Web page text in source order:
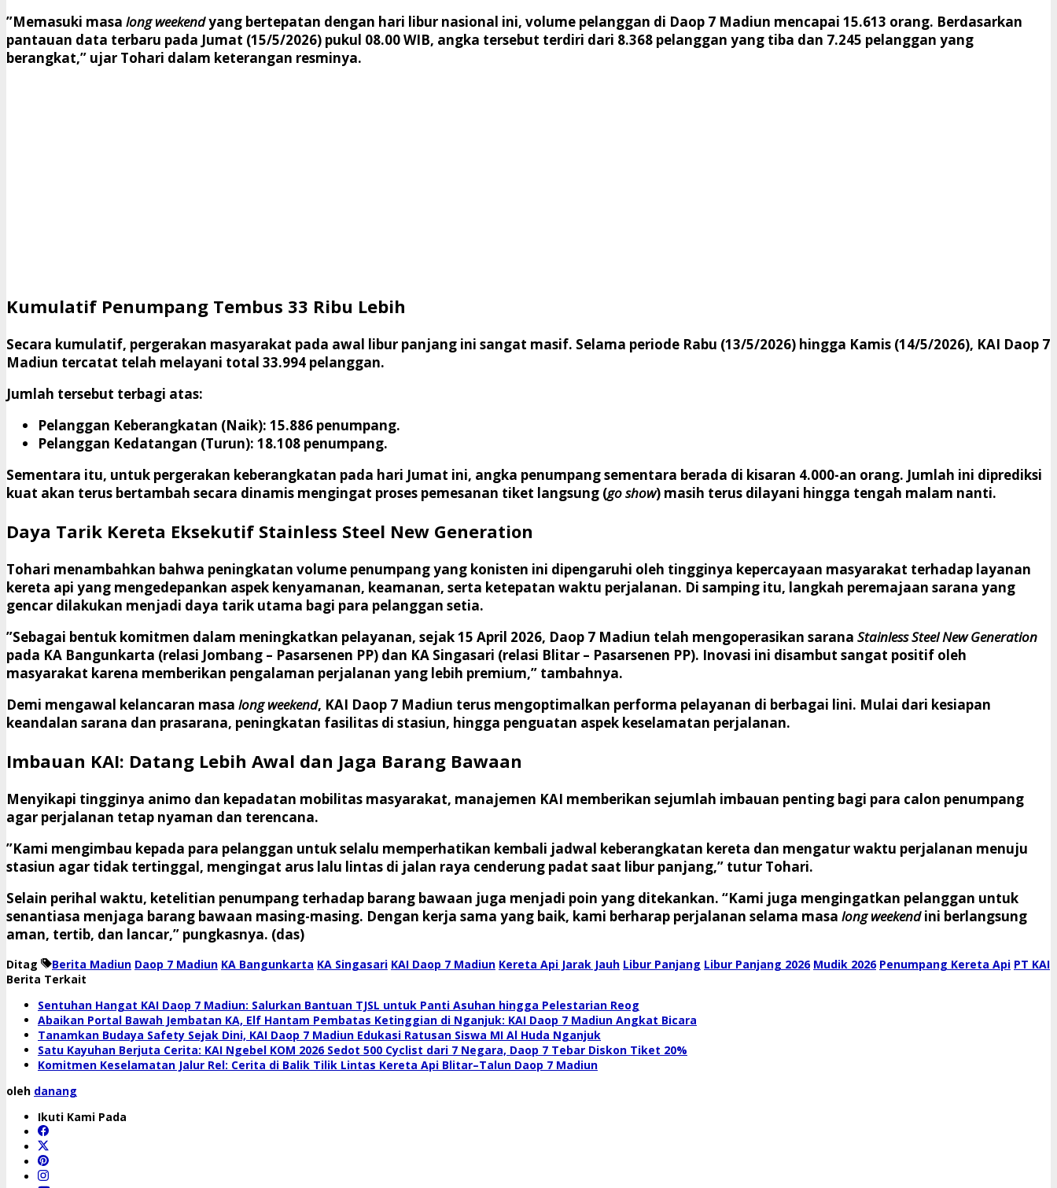
​”Memasuki masa long weekendyang bertepatan dengan hari libur nasional ini, volume pelanggan di Daop 7 Madiun mencapai 15.613 orang. Berdasarkan
pantauan data terbaru pada Jumat (15/5/2026) pukul 08.00 WIB, angka tersebut terdiri dari 8.368 pelanggan yang tiba dan 7.245 pelanggan yang
berangkat,” ujar Tohari dalam keterangan resminya.
Kumulatif Penumpang Tembus 33 Ribu Lebih
​Secara kumulatif, pergerakan masyarakat pada awal libur panjang ini sangat masif. Selama periode Rabu (13/5/2026) hingga Kamis (14/5/2026), KAI Daop 7
Madiun tercatat telah melayani total 33.994 pelanggan.
​Jumlah tersebut terbagi atas:
Pelanggan Keberangkatan (Naik): 15.886 penumpang.
Pelanggan Kedatangan (Turun): 18.108 penumpang.
​Sementara itu, untuk pergerakan keberangkatan pada hari Jumat ini, angka penumpang sementara berada di kisaran 4.000-an orang. Jumlah ini diprediksi
kuat akan terus bertambah secara dinamis mengingat proses pemesanan tiket langsung (go show) masih terus dilayani hingga tengah malam nanti.
Daya Tarik Kereta Eksekutif Stainless Steel New Generation
​Tohari menambahkan bahwa peningkatan volume penumpang yang konisten ini dipengaruhi oleh tingginya kepercayaan masyarakat terhadap layanan
kereta api yang mengedepankan aspek kenyamanan, keamanan, serta ketepatan waktu perjalanan. Di samping itu, langkah peremajaan sarana yang
gencar dilakukan menjadi daya tarik utama bagi para pelanggan setia.
​”Sebagai bentuk komitmen dalam meningkatkan pelayanan, sejak 15 April 2026, Daop 7 Madiun telah mengoperasikan sarana Stainless Steel New Generation
pada KA Bangunkarta (relasi Jombang – Pasarsenen PP) dan KA Singasari (relasi Blitar – Pasarsenen PP). Inovasi ini disambut sangat positif oleh
masyarakat karena memberikan pengalaman perjalanan yang lebih premium,” tambahnya.
​Demi mengawal kelancaran masa long weekend, KAI Daop 7 Madiun terus mengoptimalkan performa pelayanan di berbagai lini. Mulai dari kesiapan
keandalan sarana dan prasarana, peningkatan fasilitas di stasiun, hingga penguatan aspek keselamatan perjalanan.
Imbauan KAI: Datang Lebih Awal dan Jaga Barang Bawaan
​Menyikapi tingginya animo dan kepadatan mobilitas masyarakat, manajemen KAI memberikan sejumlah imbauan penting bagi para calon penumpang
agar perjalanan tetap nyaman dan terencana.
​”Kami mengimbau kepada para pelanggan untuk selalu memperhatikan kembali jadwal keberangkatan kereta dan mengatur waktu perjalanan menuju
stasiun agar tidak tertinggal, mengingat arus lalu lintas di jalan raya cenderung padat saat libur panjang,” tutur Tohari.
​Selain perihal waktu, ketelitian penumpang terhadap barang bawaan juga menjadi poin yang ditekankan. “Kami juga mengingatkan pelanggan untuk
senantiasa menjaga barang bawaan masing-masing. Dengan kerja sama yang baik, kami berharap perjalanan selama masa long weekendini berlangsung
aman, tertib, dan lancar,” pungkasnya. (das)
Ditag Berita Madiun Daop 7 Madiun KA Bangunkarta KA Singasari KAI Daop 7 Madiun Kereta Api Jarak Jauh Libur Panjang Libur Panjang 2026 Mudik 2026 Penumpang Kereta Api PT KAI
Berita Terkait
Sentuhan Hangat KAI Daop 7 Madiun: Salurkan Bantuan TJSL untuk Panti Asuhan hingga Pelestarian Reog
Abaikan Portal Bawah Jembatan KA, Elf Hantam Pembatas Ketinggian di Nganjuk: KAI Daop 7 Madiun Angkat Bicara
Tanamkan Budaya Safety Sejak Dini, KAI Daop 7 Madiun Edukasi Ratusan Siswa MI Al Huda Nganjuk
Satu Kayuhan Berjuta Cerita: KAI Ngebel KOM 2026 Sedot 500 Cyclist dari 7 Negara, Daop 7 Tebar Diskon Tiket 20%
Komitmen Keselamatan Jalur Rel: Cerita di Balik Tilik Lintas Kereta Api Blitar–Talun Daop 7 Madiun
oleh danang
Ikuti Kami Pada